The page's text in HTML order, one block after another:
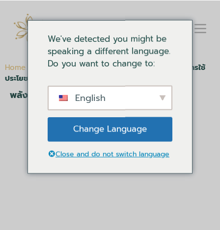
Home การอบรมองค์กร-หมวดหมู่ประสิทธิผลของทีม
การใช้
ประโยชน์จากโปรไฟล์ DiSC เพื่อสร้างทีมที่มีประสิทธิภาพ
พลังแห่งการสื่อสารที่ดี
การใช้ประโยชน์จาก
โปรไฟล์ DiSC เพื่อ
สร้างทีมที่มี
ประสิทธิภาพ
We've detected you might be
speaking a different language.
Do you want to change to:
English
Change Language
Close and do not switch language